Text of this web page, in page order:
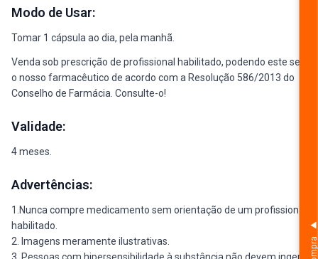
Modo de Usar:
Tomar 1 cápsula ao dia, pela manhã.
Venda sob prescrição de profissional habilitado, podendo este ser
o nosso farmacêutico de acordo com a Resolução 586/2013 do
Conselho de Farmácia. Consulte-o!
Validade:
4 meses.
Advertências:
1.Nunca compre medicamento sem orientação de um profissional
habilitado.
2. Imagens meramente ilustrativas.